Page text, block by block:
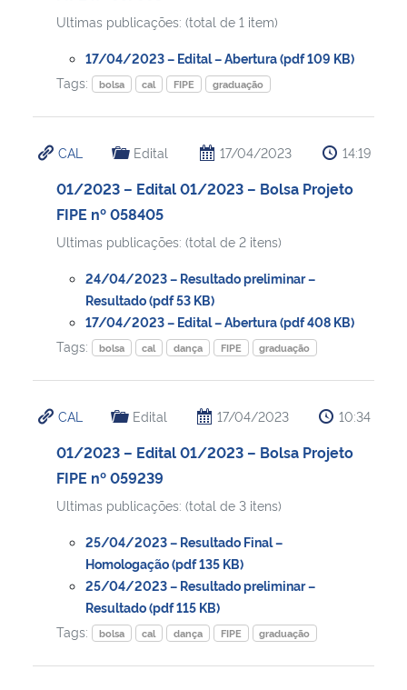
Ultimas publicações: (total de 1 item)
17/04/2023 – Edital – Abertura (pdf 109 KB)
Tags:
bolsa cal FIPE graduação
CAL Edital 17/04/2023 14:19
01/2023 – Edital 01/2023 – Bolsa Projeto
FIPE nº 058405
Ultimas publicações: (total de 2 itens)
24/04/2023 – Resultado preliminar –
Resultado (pdf 53 KB)
17/04/2023 – Edital – Abertura (pdf 408 KB)
Tags:
bolsa cal dança FIPE graduação
CAL Edital 17/04/2023 10:34
01/2023 – Edital 01/2023 – Bolsa Projeto
FIPE nº 059239
Ultimas publicações: (total de 3 itens)
25/04/2023 – Resultado Final –
Homologação (pdf 135 KB)
25/04/2023 – Resultado preliminar –
Resultado (pdf 115 KB)
Tags:
bolsa cal dança FIPE graduação